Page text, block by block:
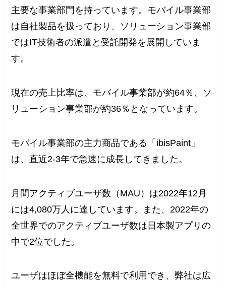
主要な事業部門を持っています。モバイル事業部
は自社製品を扱っており、ソリューション事業部
ではIT技術者の派遣と受託開発を展開していま
す。
現在の売上比率は、モバイル事業部が約64％、ソ
リューション事業部が約36％となっています。
モバイル事業部の主力商品である「ibisPaint」
は、直近2-3年で急速に成長してきました。
月間アクティブユーザ数（MAU）は2022年12月
には4,080万人に達しています。また、2022年の
全世界でのアクティブユーザ数は日本製アプリの
中で2位でした。
ユーザはほぼ全機能を無料で利用でき、弊社は広